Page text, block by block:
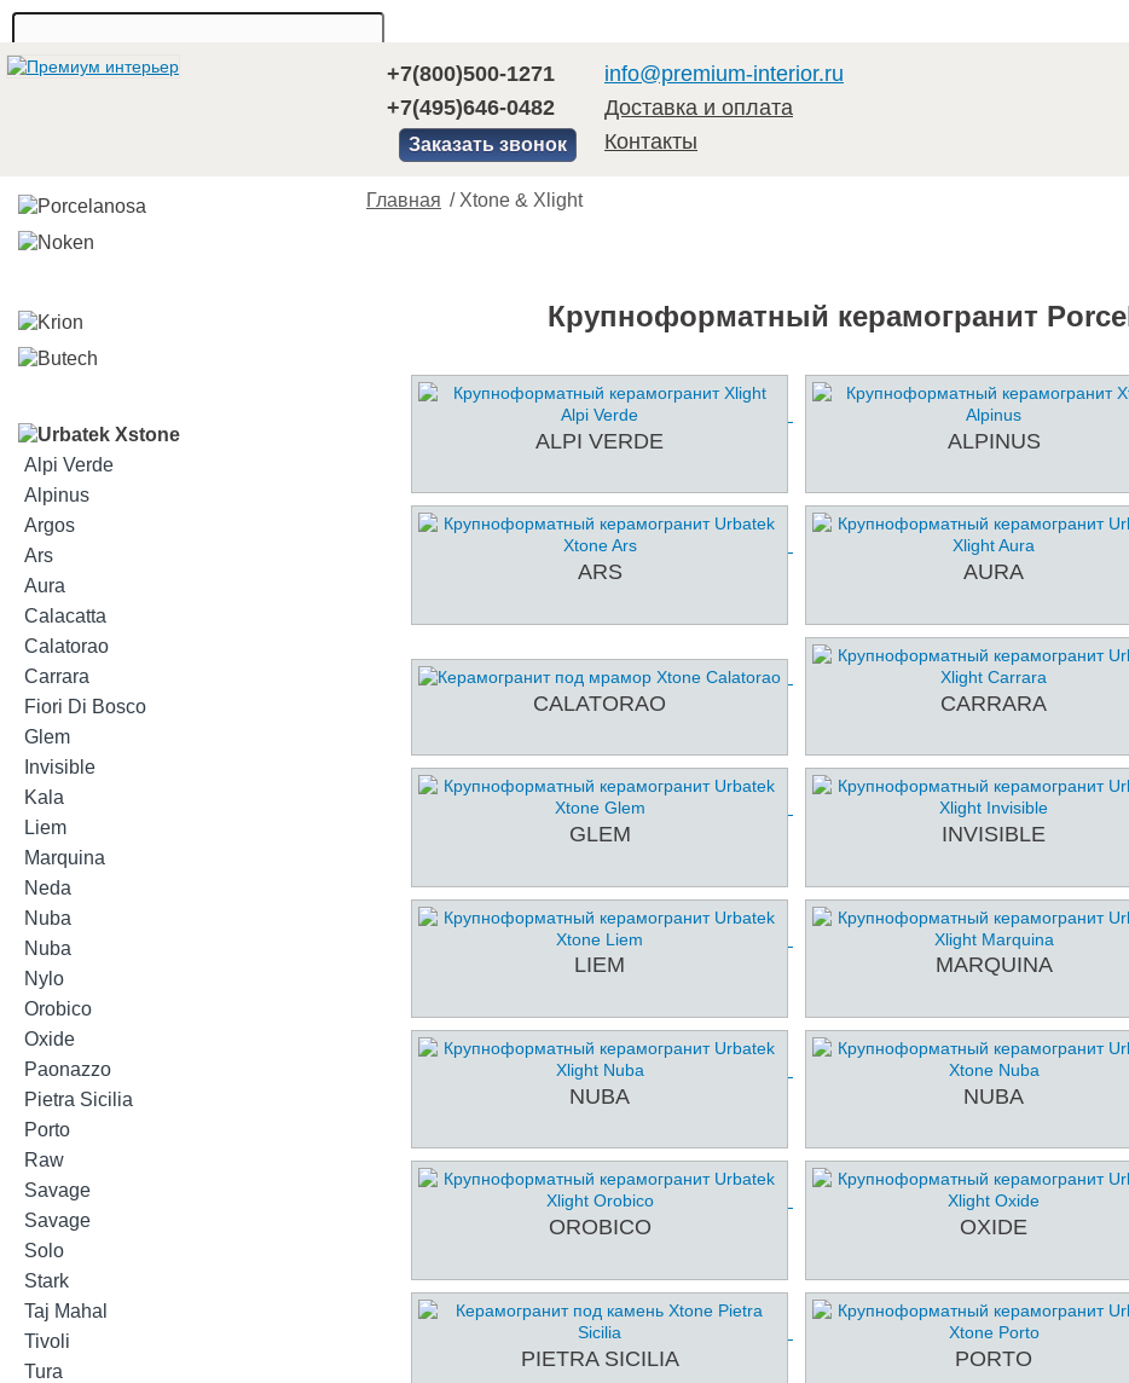
+7(800)500-1271
+7(495)646-0482
Заказать звонок
info@premium-interior.ru
Доставка и оплата
Контакты
Alpi Verde
Alpinus
Argos
Ars
Aura
Calacatta
Calatorao
Carrara
Fiori Di Bosco
Glem
Invisible
Kala
Liem
Marquina
Neda
Nuba
Nuba
Nylo
Orobico
Oxide
Paonazzo
Pietra Sicilia
Porto
Raw
Savage
Savage
Solo
Stark
Taj Mahal
Tivoli
Tura
Главная / Xtone & Xlight
Крупноформатный керамогранит
ALPI VERDE ALPINUS
ARS AURA
CALATORAO CARRARA
GLEM INVISIBLE
LIEM MARQUINA
NUBA NUBA
OROBICO OXIDE
PIETRA SICILIA PORTO